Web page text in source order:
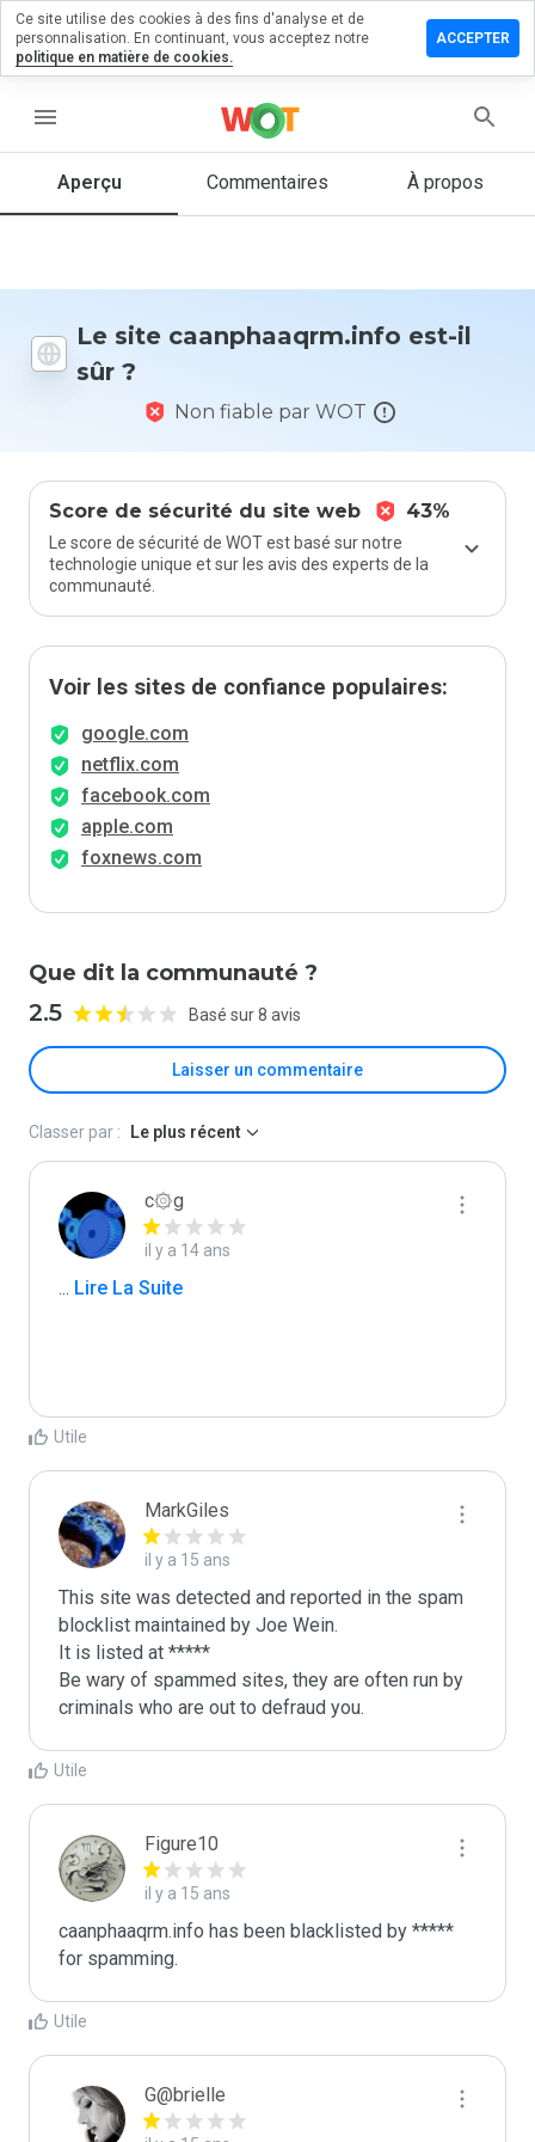
menu
Aperçu Commentaires À propos
Le site caanphaaqrm.info est-il
sûr ?
Non fiable par WOT
Score de sécurité du site web 43%
Le score de sécurité de WOT est basé sur notre
technologie unique et sur les avis des experts de la
communauté.
Voir les sites de confiance populaires:
google.com
netflix.com
facebook.com
apple.com
foxnews.com
Que dit la communauté ?
2.5 Basé sur 8 avis
Laisser un commentaire
un
sur
Quelle
donneriez-
Classer par : Le plus récent
c۞g
il y a 14 ans
... Lire La Suite
Utile
MarkGiles
il y a 15 ans
This site was detected and reported in the spam
blocklist maintained by Joe Wein.
It is listed at *****
Be wary of spammed sites, they are often run by
criminals who are out to defraud you.
Utile
Figure10
il y a 15 ans
caanphaaqrm.info has been blacklisted by *****
for spamming.
Utile
G@brielle
Ce site utilise des cookies à des fins d'analyse et de
personnalisation. En continuant, vous acceptez notre
politique en matière de cookies.
ACCEPTER